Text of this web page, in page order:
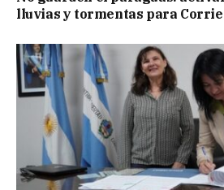
lluvias y tormentas para